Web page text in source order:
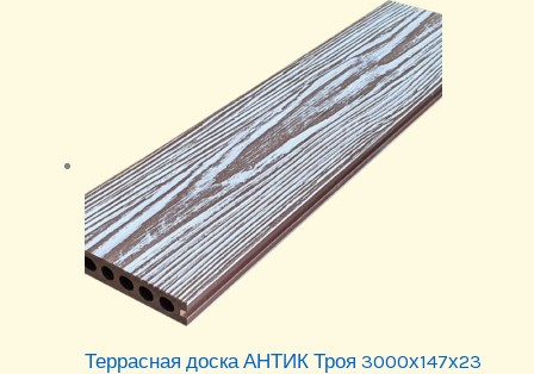
Террасная доска АНТИК Троя 3000х147х23